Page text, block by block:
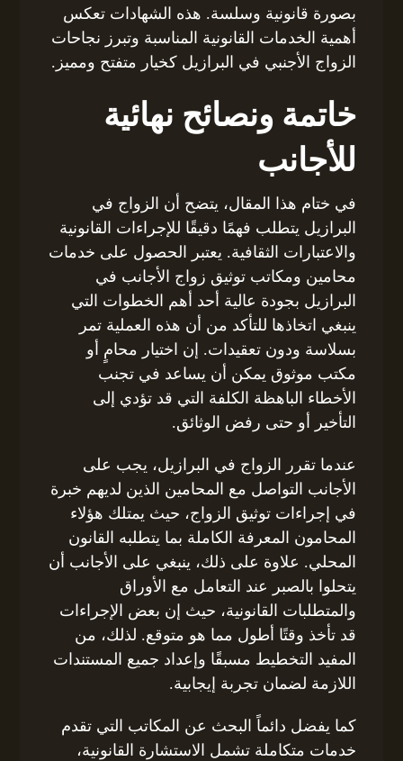
بصورة قانونية وسلسة. هذه الشهادات تعكس
أهمية الخدمات القانونية المناسبة وتبرز نجاحات
الزواج الأجنبي في البرازيل كخيار متفتح ومميز.
خاتمة ونصائح نهائية
للأجانب
في ختام هذا المقال، يتضح أن الزواج في
البرازيل يتطلب فهمًا دقيقًا للإجراءات القانونية
والاعتبارات الثقافية. يعتبر الحصول على خدمات
محامين ومكاتب توثيق زواج الأجانب في
البرازيل بجودة عالية أحد أهم الخطوات التي
ينبغي اتخاذها للتأكد من أن هذه العملية تمر
بسلاسة ودون تعقيدات. إن اختيار محامٍ أو
مكتب موثوق يمكن أن يساعد في تجنب
الأخطاء الباهظة الكلفة التي قد تؤدي إلى
التأخير أو حتى رفض الوثائق.
عندما تقرر الزواج في البرازيل، يجب على
الأجانب التواصل مع المحامين الذين لديهم خبرة
في إجراءات توثيق الزواج، حيث يمتلك هؤلاء
المحامون المعرفة الكاملة بما يتطلبه القانون
المحلي. علاوة على ذلك، ينبغي على الأجانب أن
يتحلوا بالصبر عند التعامل مع الأوراق
والمتطلبات القانونية، حيث إن بعض الإجراءات
قد تأخذ وقتًا أطول مما هو متوقع. لذلك، من
المفيد التخطيط مسبقًا وإعداد جميع المستندات
اللازمة لضمان تجربة إيجابية.
كما يفضل دائماً البحث عن المكاتب التي تقدم
خدمات متكاملة تشمل الاستشارة القانونية،